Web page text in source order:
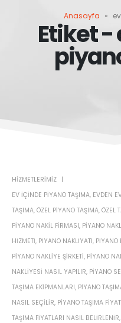
Anasayfa »
Etiket -
HIZMETLERIMIZ
EV IÇINDE PIYANO TAŞIMA, EVDEN
TAŞIMA, ÖZEL PIYANO TAŞIMA, ÖZEL
PIYANO NAKIL FIRMASI, PIYANO
HIZMETI, PIYANO NAKLIYATI, PIYANO
PIYANO NAKLIYE ŞIRKETI, PIYANO
NAKLIYESI NASIL YAPILIR, PIYANO
TAŞIMA EKIPMANLARI, PIYANO
NASIL SEÇILIR, PIYANO TAŞIMA
TAŞIMA FIYATLARI NASIL BELIRLENIR,